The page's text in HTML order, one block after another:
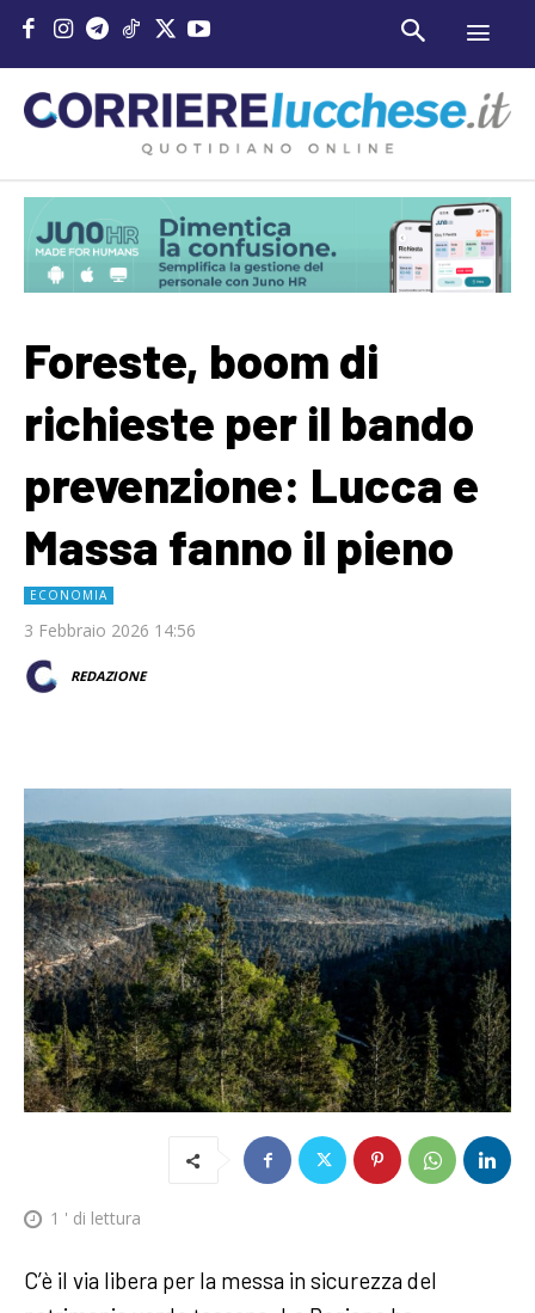
Foreste, boom di
richieste per il bando
prevenzione: Lucca e
Massa fanno il pieno
ECONOMIA
3 Febbraio 2026 14:56
REDAZIONE
1 ' di lettura
C’è il via libera per la messa in sicurezza del